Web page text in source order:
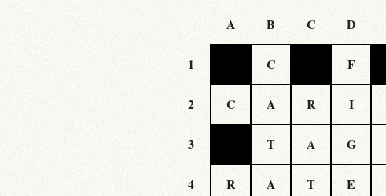
A B C D
1 C F
2 C A R I
3 T A G
4 R A T E